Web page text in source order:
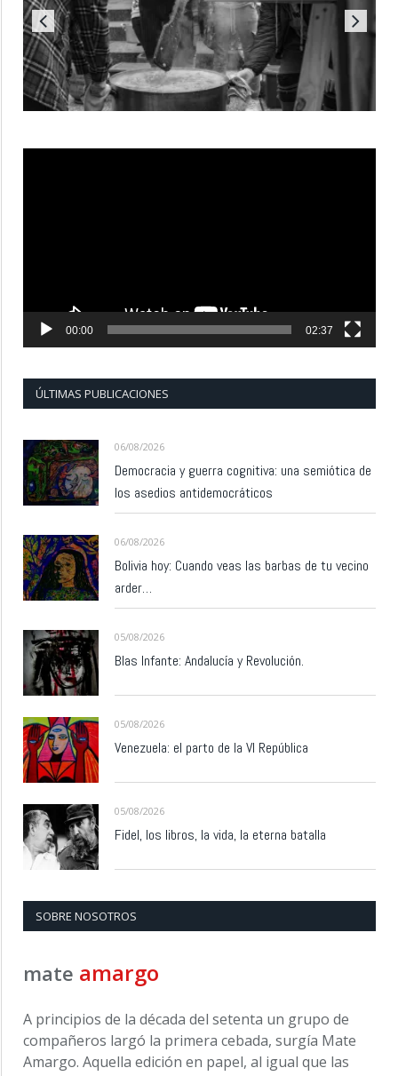
00:00 02:37
ÚLTIMAS PUBLICACIONES
06/08/2026
Democracia y guerra cognitiva: una semiótica de
los asedios antidemocráticos
06/08/2026
Bolivia hoy: Cuando veas las barbas de tu vecino
arder…
05/08/2026
Blas Infante: Andalucía y Revolución.
05/08/2026
Venezuela: el parto de la VI República
05/08/2026
Fidel, los libros, la vida, la eterna batalla
SOBRE NOSOTROS
mate amargo
A principios de la década del setenta un grupo de
compañeros largó la primera cebada, surgía Mate
Amargo. Aquella edición en papel, al igual que las